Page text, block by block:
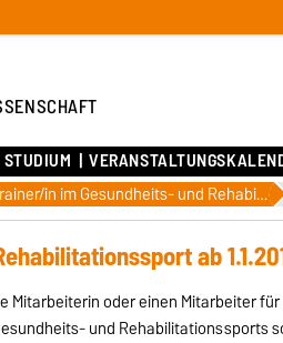
STUDIUM
Trainer/in im Gesundheits- und Rehabilitationssport ab 1.1.2016 gesucht
ab
Mitarbeiterin oder einen Mitarbeiter
und Rehabilitationssports